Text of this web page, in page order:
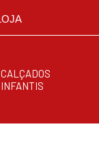
CALÇADOS
INFANTIS